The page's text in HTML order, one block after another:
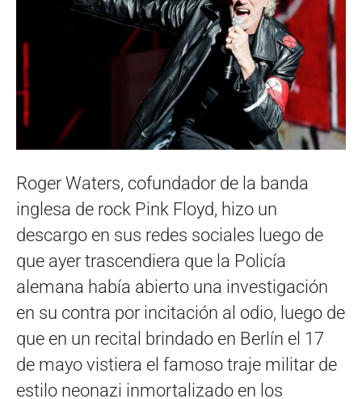
Roger Waters, cofundador de la banda
inglesa de rock Pink Floyd, hizo un
descargo en sus redes sociales luego de
que ayer trascendiera que la Policía
alemana había abierto una investigación
en su contra por incitación al odio, luego de
que en un recital brindado en Berlín el 17
de mayo vistiera el famoso traje militar de
estilo neonazi inmortalizado en los